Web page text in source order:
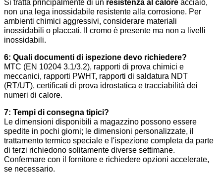
non una lega inossidabile resistente alla corrosione. Per
ambienti chimici aggressivi, considerare materiali
inossidabili o placcati. Il cromo è presente ma non a livelli
inossidabili.
6: Quali documenti di ispezione devo richiedere?
MTC (EN 10204 3.1/3.2), rapporti di prova chimici e
meccanici, rapporti PWHT, rapporti di saldatura NDT
(RT/UT), certificati di prova idrostatica e tracciabilità dei
numeri di calore.
7: Tempi di consegna tipici?
Le dimensioni disponibili a magazzino possono essere
spedite in pochi giorni; le dimensioni personalizzate, il
trattamento termico speciale e l'ispezione completa da parte
di terzi richiedono solitamente diverse settimane.
Confermare con il fornitore e richiedere opzioni accelerate,
se necessario.